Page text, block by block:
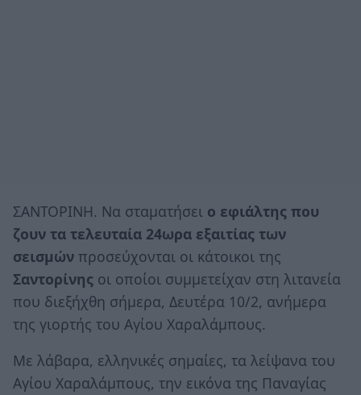
ΣΑΝΤΟΡΙΝΗ. Να σταματήσει ο εφιάλτης που
ζουν τα τελευταία 24ωρα εξαιτίας των
σεισμών προσεύχονται οι κάτοικοι της
Σαντορίνης οι οποίοι συμμετείχαν στη λιτανεία
που διεξήχθη σήμερα, Δευτέρα 10/2, ανήμερα
της γιορτής του Αγίου Χαραλάμπους.
Με λάβαρα, ελληνικές σημαίες, τα λείψανα του
Αγίου Χαραλάμπους, την εικόνα της Παναγίας